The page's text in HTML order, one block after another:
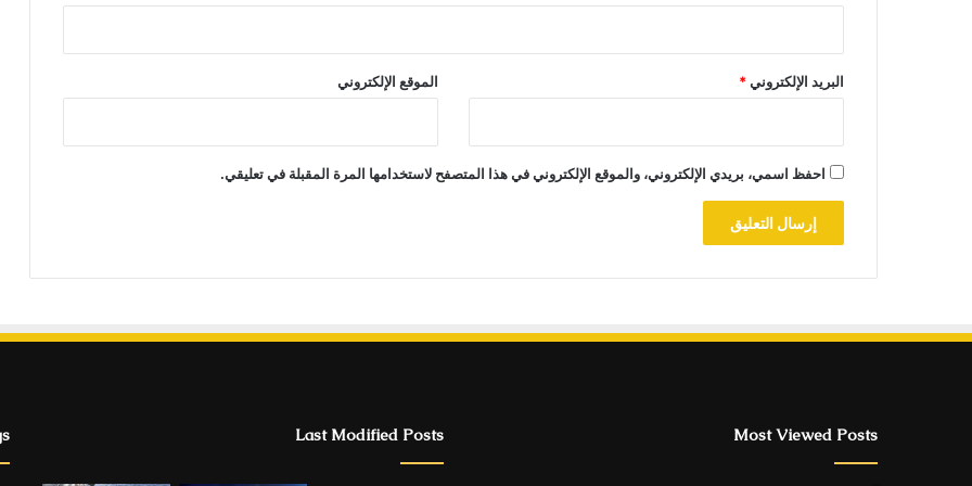
البريد الإلكتروني* الموقع الإلكتروني
احفظ اسمي، بريدي الإلكتروني، والموقع الإلكتروني في هذا المتصفح لاستخدامها المرة المقبلة في تعليقي.
Most Viewed Posts
Last Modified Posts